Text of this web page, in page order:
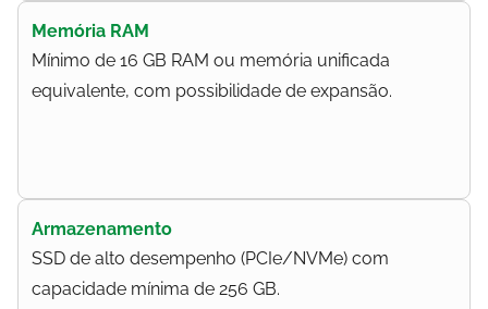
Memória RAM
Mínimo de 16 GB RAM ou memória unificada
equivalente, com possibilidade de expansão.
Armazenamento
SSD de alto desempenho (PCIe/NVMe) com
capacidade mínima de 256 GB.